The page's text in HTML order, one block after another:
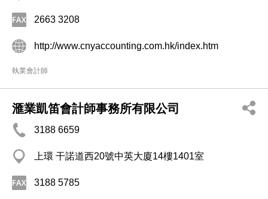
2663 3208
http://www.cnyaccounting.com.hk/index.htm
執業會計師
滙業凱笛會計師事務所有限公司
3188 6659
上環 干諾道西20號中英大廈14樓1401室
3188 5785